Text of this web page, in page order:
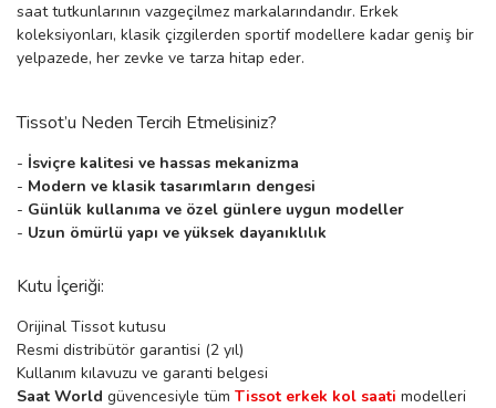
saat tutkunlarının vazgeçilmez markalarındandır. Erkek
koleksiyonları, klasik çizgilerden sportif modellere kadar geniş bir
yelpazede, her zevke ve tarza hitap eder.
Tissot’u Neden Tercih Etmelisiniz?
- İsviçre kalitesi ve hassas mekanizma
- Modern ve klasik tasarımların dengesi
- Günlük kullanıma ve özel günlere uygun modeller
- Uzun ömürlü yapı ve yüksek dayanıklılık
Kutu İçeriği:
Orijinal Tissot kutusu
Resmi distribütör garantisi (2 yıl)
Kullanım kılavuzu ve garanti belgesi
Saat World güvencesiyle tüm Tissot erkek kol saati modelleri